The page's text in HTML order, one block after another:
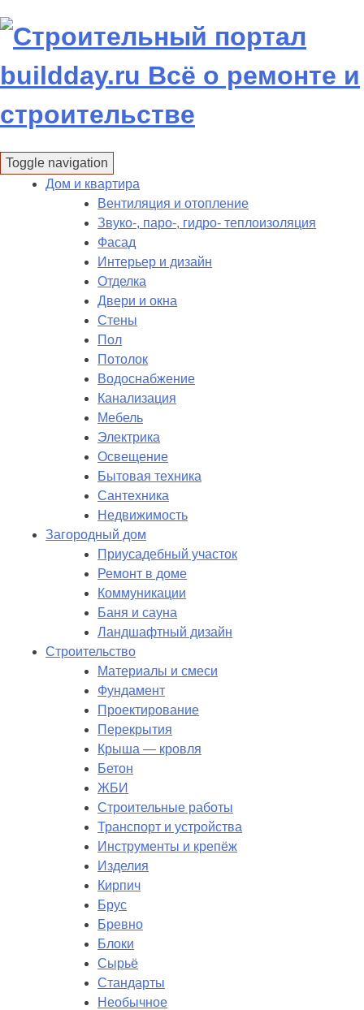
to
content
Toggle navigation
Дом и квартира
Вентиляция и отопление
Звуко-, паро-, гидро- теплоизоляция
Фасад
Интерьер и дизайн
Отделка
Двери и окна
Стены
Пол
Потолок
Водоснабжение
Канализация
Мебель
Электрика
Освещение
Бытовая техника
Сантехника
Недвижимость
Загородный дом
Приусадебный участок
Ремонт в доме
Коммуникации
Баня и сауна
Ландшафтный дизайн
Строительство
Материалы и смеси
Фундамент
Проектирование
Перекрытия
Крыша — кровля
Бетон
ЖБИ
Строительные работы
Транспорт и устройства
Инструменты и крепёж
Изделия
Кирпич
Брус
Бревно
Блоки
Сырьё
Стандарты
Необычное